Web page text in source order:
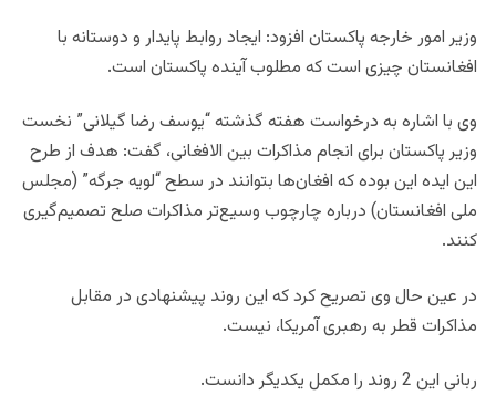
وزیر امور خارجه پاکستان افزود: ایجاد روابط پایدار و دوستانه با
افغانستان چیزی است که مطلوب آینده پاکستان است.
وی با اشاره به درخواست هفته گذشته “یوسف رضا گیلانی” نخست
وزیر پاکستان برای انجام مذاکرات بین الافغانی، گفت: هدف از طرح
این ایده این بوده که افغان‌ها بتوانند در سطح “لویه جرگه” (مجلس
ملی افغانستان) درباره چارچوب وسیع‌تر مذاکرات صلح تصمیم‌گیری
کنند.
در عین حال وی تصریح کرد که این روند پیشنهادی در مقابل
مذاکرات قطر به رهبری آمریکا، نیست.
ربانی این 2 روند را مکمل یکدیگر دانست.